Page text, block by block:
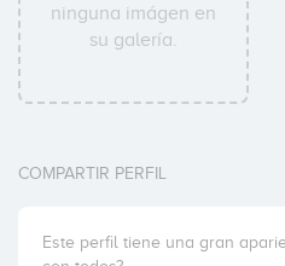
ninguna imágen en
su galería.
COMPARTIR PERFIL
Este perfil tiene una gran